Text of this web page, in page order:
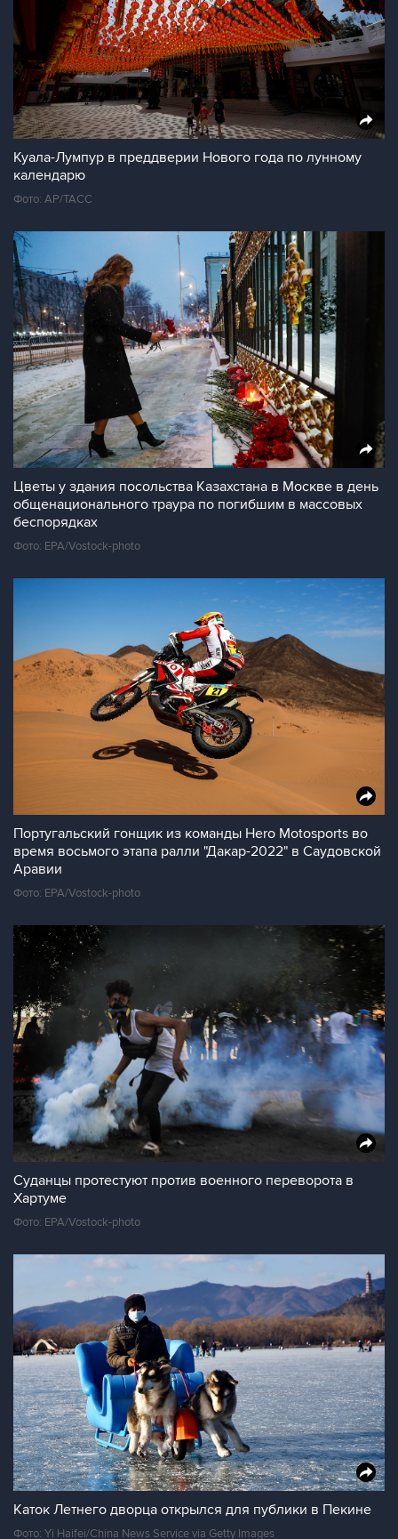
Куала-Лумпур в преддверии Нового года по лунному
календарю
Фото: AP/ТАСС
Цветы у здания посольства Казахстана в Москве в день
общенационального траура по погибшим в массовых
беспорядках
Фото: EPA/Vostock-photo
Португальский гонщик из команды Hero Motosports во
время восьмого этапа ралли "Дакар-2022" в Саудовской
Аравии
Фото: EPA/Vostock-photo
Суданцы протестуют против военного переворота в
Хартуме
Фото: EPA/Vostock-photo
Каток Летнего дворца открылся для публики в Пекине
Фото: Yi Haifei/China News Service via Getty Images